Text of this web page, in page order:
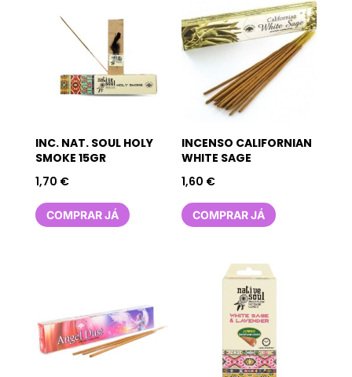
INC. NAT. SOUL HOLY
SMOKE 15GR
1,70 €
COMPRAR JÁ
INCENSO CALIFORNIAN
WHITE SAGE
1,60 €
COMPRAR JÁ